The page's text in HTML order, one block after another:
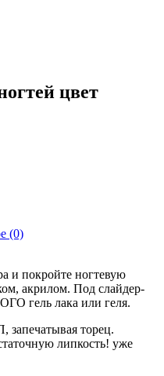
цвет
(0)
и покройте ногтевую
акрилом. Под слайдер-
гель лака или геля.
запечатывая торец.
липкость! уже